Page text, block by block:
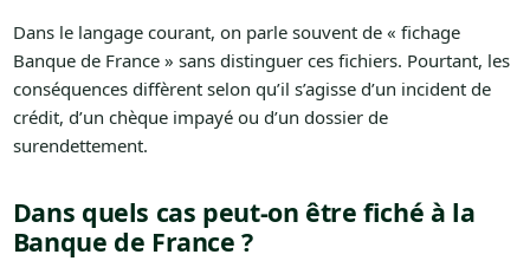
Dans le langage courant, on parle souvent de « fichage
Banque de France » sans distinguer ces fichiers. Pourtant, les
conséquences diffèrent selon qu’il s’agisse d’un incident de
crédit, d’un chèque impayé ou d’un dossier de
surendettement.
Dans quels cas peut-on être fiché à la
Banque de France ?